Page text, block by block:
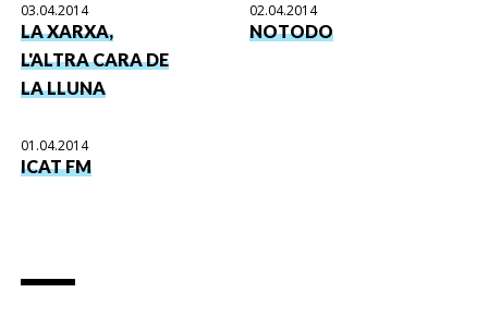
03.04.2014
LA XARXA,
L'ALTRA CARA DE
LA LLUNA
02.04.2014
NOTODO
01.04.2014
ICAT FM